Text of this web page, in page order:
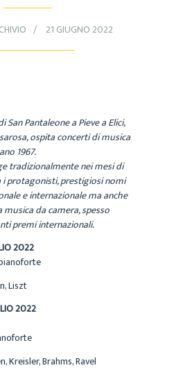
21 GIUGNO 2022
San Pantaleone a Pieve a Elici,
ospita concerti di musica
1967.
tradizionalmente nei mesi di
i protagonisti, prestigiosi nomi
e internazionale ma anche
da camera, spesso
premi internazionali.
2022
Liszt
2022
Kreisler, Brahms, Ravel